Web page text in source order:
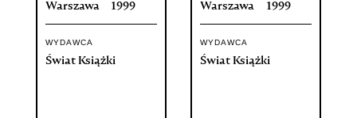
Warszawa 1999
WYDAWCA
Świat Książki
Warszawa 1999
WYDAWCA
Świat Książki